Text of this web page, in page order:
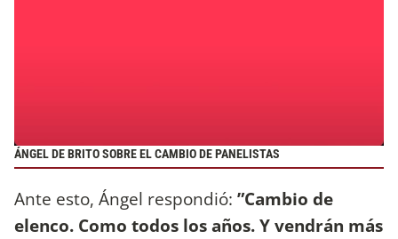
ÁNGEL DE BRITO SOBRE EL CAMBIO DE PANELISTAS
Ante esto, Ángel respondió: ”Cambio de
elenco. Como todos los años. Y vendrán más